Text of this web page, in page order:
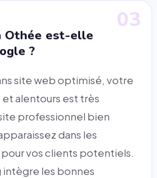
03
Othée est-elle
?
site web optimisé, votre
alentours est très
professionnel bien
dans les
vos clients potentiels.
les bonnes